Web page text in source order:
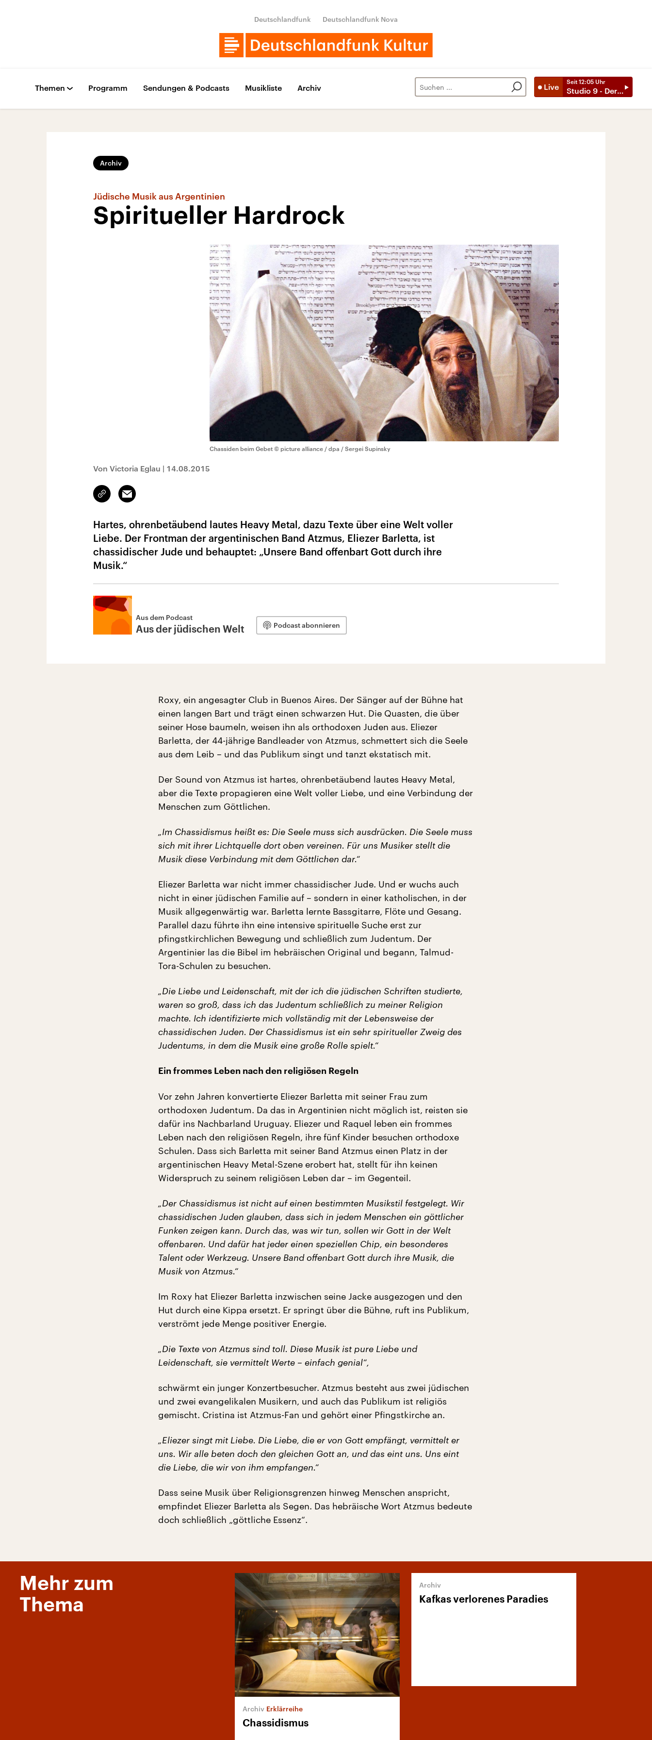
Deutschlandfunk Deutschlandfunk Nova
Live
Seit 12:05 Uhr
Studio 9 - Der Tag mit
Themen Programm Sendungen & Podcasts Musikliste Archiv
Archiv
Jüdische Musik aus Argentinien
Spiritueller Hardrock
Chassiden beim Gebet © picture alliance / dpa / Sergei Supinsky
Von Victoria Eglau | 14.08.2015
Link
kopieren/teilen
Email
Hartes, ohrenbetäubend lautes Heavy Metal, dazu Texte über eine Welt voller
Liebe. Der Frontman der argentinischen Band Atzmus, Eliezer Barletta, ist
chassidischer Jude und behauptet: „Unsere Band offenbart Gott durch ihre
Musik.“
Aus dem Podcast
Aus der jüdischen Welt Podcast abonnieren
Roxy, ein angesagter Club in Buenos Aires. Der Sänger auf der Bühne hat
einen langen Bart und trägt einen schwarzen Hut. Die Quasten, die über
seiner Hose baumeln, weisen ihn als orthodoxen Juden aus. Eliezer
Barletta, der 44-jährige Bandleader von Atzmus, schmettert sich die Seele
aus dem Leib – und das Publikum singt und tanzt ekstatisch mit.
Der Sound von Atzmus ist hartes, ohrenbetäubend lautes Heavy Metal,
aber die Texte propagieren eine Welt voller Liebe, und eine Verbindung der
Menschen zum Göttlichen.
„Im Chassidismus heißt es: Die Seele muss sich ausdrücken. Die Seele muss
sich mit ihrer Lichtquelle dort oben vereinen. Für uns Musiker stellt die
Musik diese Verbindung mit dem Göttlichen dar.“
Eliezer Barletta war nicht immer chassidischer Jude. Und er wuchs auch
nicht in einer jüdischen Familie auf – sondern in einer katholischen, in der
Musik allgegenwärtig war. Barletta lernte Bassgitarre, Flöte und Gesang.
Parallel dazu führte ihn eine intensive spirituelle Suche erst zur
pfingstkirchlichen Bewegung und schließlich zum Judentum. Der
Argentinier las die Bibel im hebräischen Original und begann, Talmud-
Tora-Schulen zu besuchen.
„Die Liebe und Leidenschaft, mit der ich die jüdischen Schriften studierte,
waren so groß, dass ich das Judentum schließlich zu meiner Religion
machte. Ich identifizierte mich vollständig mit der Lebensweise der
chassidischen Juden. Der Chassidismus ist ein sehr spiritueller Zweig des
Judentums, in dem die Musik eine große Rolle spielt.“
Ein frommes Leben nach den religiösen Regeln
Vor zehn Jahren konvertierte Eliezer Barletta mit seiner Frau zum
orthodoxen Judentum. Da das in Argentinien nicht möglich ist, reisten sie
dafür ins Nachbarland Uruguay. Eliezer und Raquel leben ein frommes
Leben nach den religiösen Regeln, ihre fünf Kinder besuchen orthodoxe
Schulen. Dass sich Barletta mit seiner Band Atzmus einen Platz in der
argentinischen Heavy Metal-Szene erobert hat, stellt für ihn keinen
Widerspruch zu seinem religiösen Leben dar – im Gegenteil.
„Der Chassidismus ist nicht auf einen bestimmten Musikstil festgelegt. Wir
chassidischen Juden glauben, dass sich in jedem Menschen ein göttlicher
Funken zeigen kann. Durch das, was wir tun, sollen wir Gott in der Welt
offenbaren. Und dafür hat jeder einen speziellen Chip, ein besonderes
Talent oder Werkzeug. Unsere Band offenbart Gott durch ihre Musik, die
Musik von Atzmus.“
Im Roxy hat Eliezer Barletta inzwischen seine Jacke ausgezogen und den
Hut durch eine Kippa ersetzt. Er springt über die Bühne, ruft ins Publikum,
verströmt jede Menge positiver Energie.
„Die Texte von Atzmus sind toll. Diese Musik ist pure Liebe und
Leidenschaft, sie vermittelt Werte – einfach genial“,
schwärmt ein junger Konzertbesucher. Atzmus besteht aus zwei jüdischen
und zwei evangelikalen Musikern, und auch das Publikum ist religiös
gemischt. Cristina ist Atzmus-Fan und gehört einer Pfingstkirche an.
„Eliezer singt mit Liebe. Die Liebe, die er von Gott empfängt, vermittelt er
uns. Wir alle beten doch den gleichen Gott an, und das eint uns. Uns eint
die Liebe, die wir von ihm empfangen.“
Dass seine Musik über Religionsgrenzen hinweg Menschen anspricht,
empfindet Eliezer Barletta als Segen. Das hebräische Wort Atzmus bedeute
doch schließlich „göttliche Essenz“.
Mehr zum
Thema
Erklärreihe
Chassidismus
Kafkas verlorenes Paradies